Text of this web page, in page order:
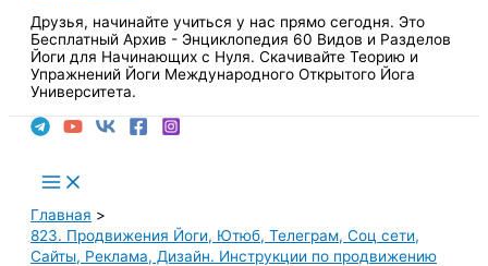
Друзья, начинайте учиться у нас прямо сегодня. Это
Бесплатный Архив - Энциклопедия 60 Видов и Разделов
Йоги для Начинающих с Нуля. Скачивайте Теорию и
Упражнений Йоги Международного Открытого Йога
Университета.
Main
Menu
Главная
823. Продвижения Йоги, Ютюб, Телеграм, Соц сети,
Сайты, Реклама, Дизайн. Инструкции по продвижению